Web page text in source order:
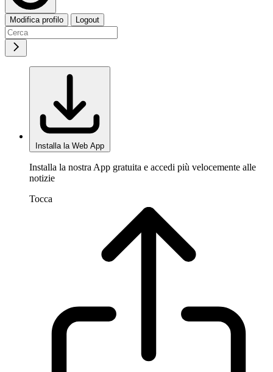
Modifica profilo Logout
Installa la Web App
Installa la nostra App gratuita e accedi più velocemente alle
notizie
Tocca